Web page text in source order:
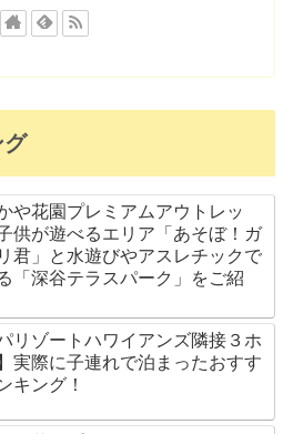
グ
かや花園プレミアムアウトレッ
供が遊べるエリア「あそぼ！ガ
君」と水遊びやアスレチックで
「深谷テラスパーク」をご紹
パリゾートハワイアンズ隣接３ホ
実際に子連れで泊まったおすす
キング！